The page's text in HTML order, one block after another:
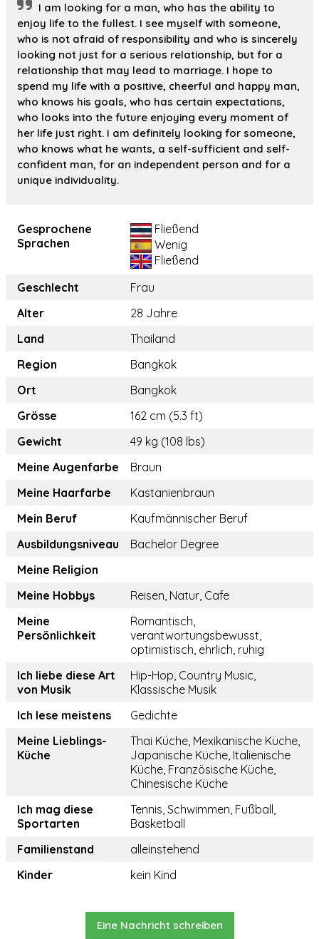
I am looking for a man, who has the ability to
enjoy life to the fullest. I see myself with someone,
who is not afraid of responsibility and who is sincerely
looking not just for a serious relationship, but for a
relationship that may lead to marriage. I hope to
spend my life with a positive, cheerful and happy man,
who knows his goals, who has certain expectations,
who looks into the future enjoying every moment of
her life just right. I am definitely looking for someone,
who knows what he wants, a self-sufficient and self-
confident man, for an independent person and for a
unique individuality.
Gesprochene
Sprachen
Fließend
Wenig
Fließend
Geschlecht
Frau
Alter
28 Jahre
Land
Thailand
Region
Bangkok
Ort
Bangkok
Grösse
162 cm (5.3 ft)
Gewicht
49 kg (108 lbs)
Meine Augenfarbe
Braun
Meine Haarfarbe
Kastanienbraun
Mein Beruf
Kaufmännischer Beruf
Ausbildungsniveau
Bachelor Degree
Meine Religion
Meine Hobbys
Reisen, Natur, Cafe
Meine
Persönlichkeit
Romantisch,
verantwortungsbewusst,
optimistisch, ehrlich, ruhig
Ich liebe diese Art
von Musik
Hip-Hop, Country Music,
Klassische Musik
Ich lese meistens
Gedichte
Meine Lieblings-
Küche
Thai Küche, Mexikanische Küche,
Japanische Küche, Italienische
Küche, Französische Küche,
Chinesische Küche
Ich mag diese
Sportarten
Tennis, Schwimmen, Fußball,
Basketball
Familienstand
alleinstehend
Kinder
kein Kind
Eine Nachricht schreiben